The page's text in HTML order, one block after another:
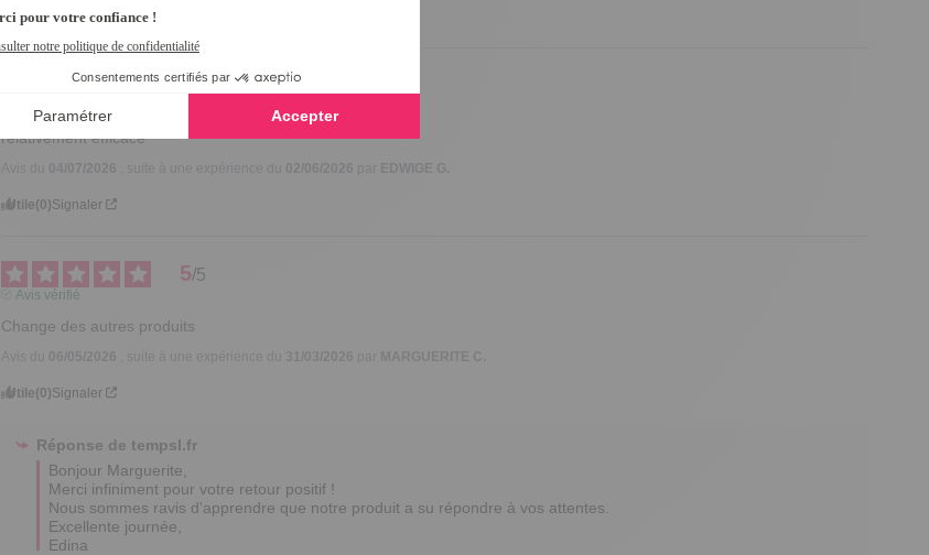
Utile(0) Signaler
4/5
relativement efficace
02/06/2026 EDWIGE G.
Utile(0)Signaler
5/5
Avis vérifié
Change des autres produits
06/05/2026 31/03/2026
Utile(0)Signaler
Réponse detempsl.fr
Bonjour Marguerite,
Merci infiniment pour votre retour positif !
Nous sommes ravis d'apprendre que notre produit a su répondre à vos attentes.
Excellente journée,
Edina